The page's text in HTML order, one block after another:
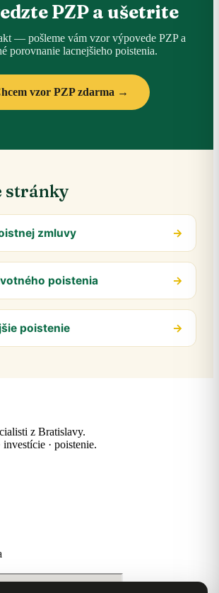
PZP a ušetrite
— pošleme vám vzor výpovede PZP a
porovnanie lacnejšieho poistenia.
vzor PZP zdarma →
stránky
zmluvy →
poistenia →
poistenie →
z Bratislavy.
· poistenie.